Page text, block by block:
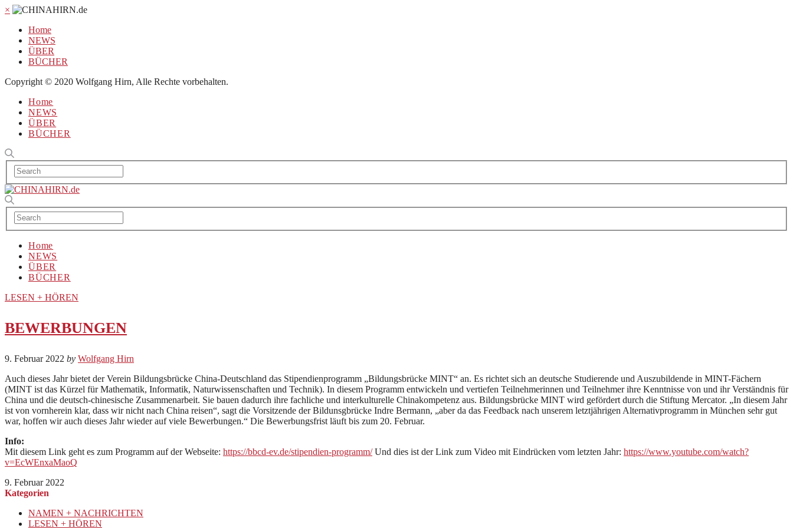
×
Home
NEWS
ÜBER
BÜCHER
Copyright © 2020 Wolfgang Hirn, Alle Rechte vorbehalten.
Home
NEWS
ÜBER
BÜCHER
Home
NEWS
ÜBER
BÜCHER
LESEN + HÖREN
BEWERBUNGEN
9. Februar 2022 by Wolfgang Hirn
Auch dieses Jahr bietet der Verein Bildungsbrücke China-Deutschland das Stipendienprogramm „Bildungsbrücke MINT“ an. Es richtet sich an deutsche Studierende und Auszubildende in MINT-Fächern
(MINT ist das Kürzel für Mathematik, Informatik, Naturwissenschaften und Technik). In diesem Programm entwickeln und vertiefen Teilnehmerinnen und Teilnehmer ihre Kenntnisse von und ihr Verständnis für
China und die deutsch-chinesische Zusammenarbeit. Sie bauen dadurch ihre fachliche und interkulturelle Chinakompetenz aus. Bildungsbrücke MINT wird gefördert durch die Stiftung Mercator. „In diesem Jahr
ist von vornherein klar, dass wir nicht nach China reisen“, sagt die Vorsitzende der Bildunsgbrücke Indre Bermann, „aber da das Feedback nach unserem letztjährigen Alternativprogramm in München sehr gut
war, hoffen wir auch dieses Jahr wieder auf viele Bewerbungen.“ Die Bewerbungsfrist läuft bis zum 20. Februar.
Info:
Mit diesem Link geht es zum Programm auf der Webseite: https://bbcd-ev.de/stipendien-programm/Und dies ist der Link zum Video mit Eindrücken vom letzten Jahr: https://www.youtube.com/watch?
v=EcWEnxaMaoQ
9. Februar 2022
Kategorien
NAMEN + NACHRICHTEN
LESEN + HÖREN